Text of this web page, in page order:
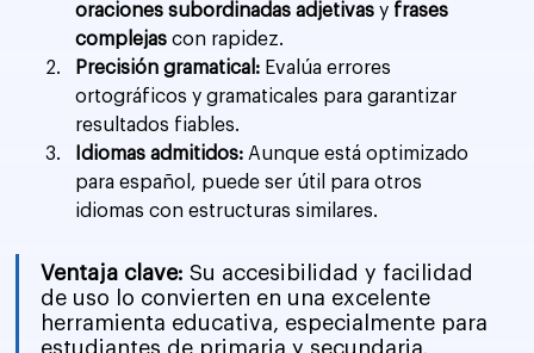
oraciones subordinadas adjetivas y frases
complejas con rapidez.
Precisión gramatical: Evalúa errores
ortográficos y gramaticales para garantizar
resultados fiables.
Idiomas admitidos: Aunque está optimizado
para español, puede ser útil para otros
idiomas con estructuras similares.
Ventaja clave: Su accesibilidad y facilidad
de uso lo convierten en una excelente
herramienta educativa, especialmente para
estudiantes de primaria y secundaria.